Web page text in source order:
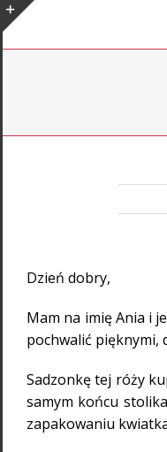
Skip
to
content
Dzień dobry,
Mam na imię Ania i
pochwalić pięknymi,
Sadzonkę tej róży
samym końcu
zapakowaniu